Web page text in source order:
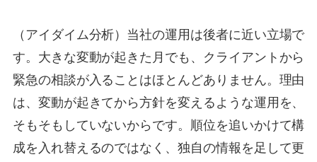
（アイダイム分析）当社の運用は後者に近い立場で
す。大きな変動が起きた月でも、クライアントから
緊急の相談が入ることはほとんどありません。理由
は、変動が起きてから方針を変えるような運用を、
そもそもしていないからです。順位を追いかけて構
成を入れ替えるのではなく、独自の情報を足して更